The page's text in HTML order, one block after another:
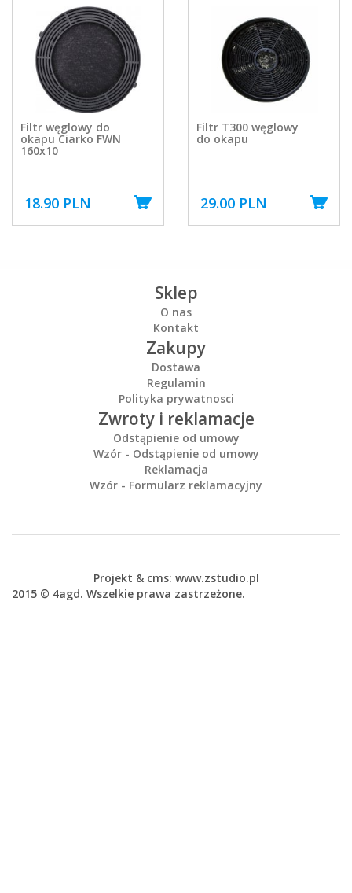
Filtr węglowy do
okapu Ciarko FWN
160x10
18.90 PLN
Filtr T300 węglowy
do okapu
29.00 PLN
Sklep
O nas
Kontakt
Zakupy
Dostawa
Regulamin
Polityka prywatnosci
Zwroty i reklamacje
Odstąpienie od umowy
Wzór - Odstąpienie od umowy
Reklamacja
Wzór - Formularz reklamacyjny
Projekt & cms: www.zstudio.pl
2015 © 4agd. Wszelkie prawa zastrzeżone.